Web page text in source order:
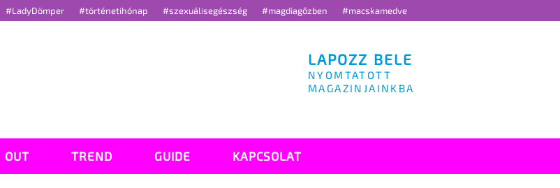
#LadyDömper #történetihónap #szexuálisegészség #magdiagőzben #macskamedve
LAPOZZ BELE
NYOMTATOTT
MAGAZINJAINKBA
OUT TREND GUIDE KAPCSOLAT